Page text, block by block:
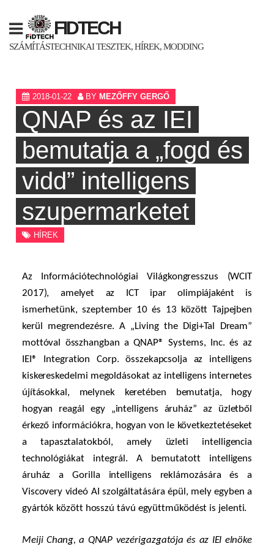
content
FIDTECH
SZÁMÍTÁSTECHNIKAI TESZTEK, HÍREK, MODDING
2018-01-22 BY MEZŐFFY GERGŐ
QNAP és az IEI
bemutatja a „fogd és
vidd” intelligens
szupermarketet
HÍREK
Az Információtechnológiai Világkongresszus (WCIT
2017), amelyet az ICT ipar olimpiájaként is
ismerhetünk, szeptember 10 és 13 között Tajpejben
kerül megrendezésre. A „Living the Digi+Tal Dream”
mottóval összhangban a QNAP® Systems, Inc. és az
IEI® Integration Corp. összekapcsolja az intelligens
kiskereskedelmi megoldásokat az intelligens internetes
újításokkal, melynek keretében bemutatja, hogy
hogyan reagál egy „intelligens áruház” az üzletből
érkező információkra, hogyan von le következtetéseket
a tapasztalatokból, amely üzleti intelligencia
technológiákat integrál. A bemutatott intelligens
áruház a Gorilla intelligens reklámozására és a
Viscovery videó AI szolgáltatására épül, mely egyben a
gyártók között hosszú távú együttműködést is jelenti.
Meiji Chang, a QNAP vezérigazgatója és az IEI elnöke